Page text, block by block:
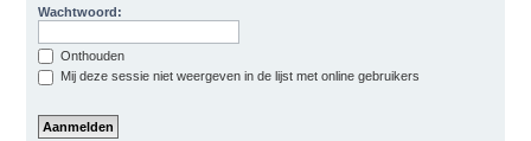
Wachtwoord:
Onthouden
Mij deze sessie niet weergeven in de lijst met online gebruikers